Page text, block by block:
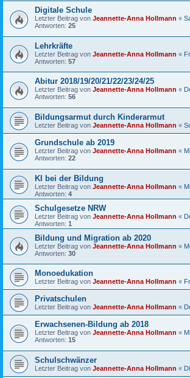
Digitale Schule
Letzter Beitrag von Jeannette-Anna Hollmann «
Antworten: 25
Lehrkräfte
Letzter Beitrag von Jeannette-Anna Hollmann «
Antworten: 57
Abitur 2018/19/20/21/22/23/24/25
Letzter Beitrag von Jeannette-Anna Hollmann «
Antworten: 56
Bildungsarmut durch Kinderarmut
Letzter Beitrag von Jeannette-Anna Hollmann «
Grundschule ab 2019
Letzter Beitrag von Jeannette-Anna Hollmann «
Antworten: 22
KI bei der Bildung
Letzter Beitrag von Jeannette-Anna Hollmann «
Antworten: 4
Schulgesetze NRW
Letzter Beitrag von Jeannette-Anna Hollmann «
Antworten: 1
Bildung und Migration ab 2020
Letzter Beitrag von Jeannette-Anna Hollmann «
Antworten: 30
Monoedukation
Letzter Beitrag von Jeannette-Anna Hollmann «
Privatschulen
Letzter Beitrag von Jeannette-Anna Hollmann «
Erwachsenen-Bildung ab 2018
Letzter Beitrag von Jeannette-Anna Hollmann «
Antworten: 15
Schulschwänzer
Letzter Beitrag von Jeannette-Anna Hollmann «